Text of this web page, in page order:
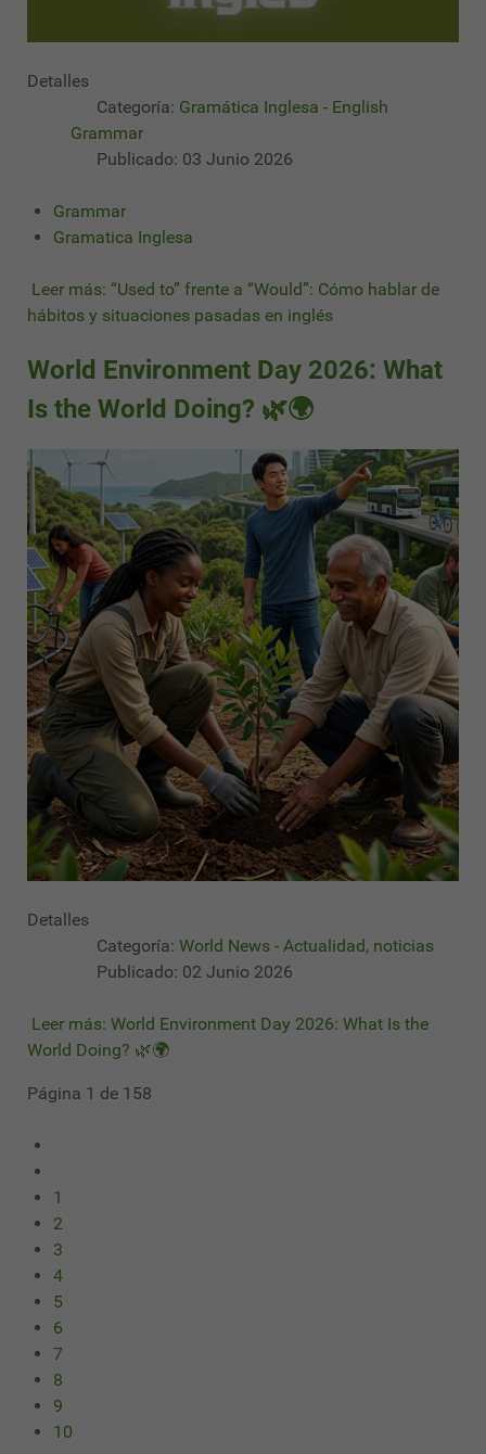
Detalles
Categoría: Gramática Inglesa - English
Grammar
Publicado: 03 Junio 2026
Grammar
Gramatica Inglesa
Leer más: “Used to” frente a “Would”: Cómo hablar de
hábitos y situaciones pasadas en inglés
World Environment Day 2026: What
Is the World Doing? 🌿🌍
Detalles
Categoría: World News - Actualidad, noticias
Publicado: 02 Junio 2026
Leer más: World Environment Day 2026: What Is the
World Doing? 🌿🌍
Página 1 de 158
1
2
3
4
5
6
7
8
9
10